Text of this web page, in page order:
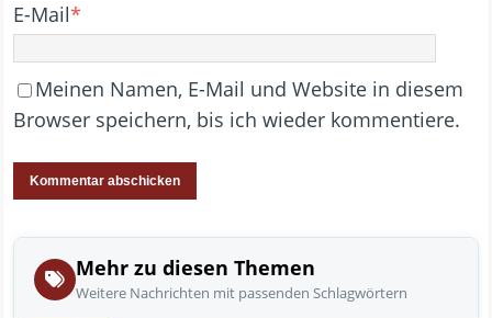
E-Mail*
Meinen Namen, E-Mail und Website in diesem
Browser speichern, bis ich wieder kommentiere.
Mehr zu diesen Themen
Weitere Nachrichten mit passenden Schlagwörtern